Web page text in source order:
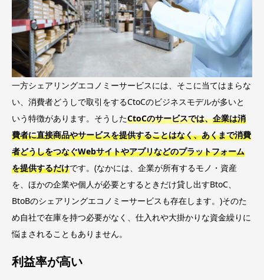
一方シェアリングエコノミーサービスには、そこに当てはまらな
い、消費者どうしで取引をするCtoCのビジネスモデルが多いと
いう特徴があります。そうしたCtoCのサービスでは、企業は消
費者に直接商品やサービスを提供することはなく、あくまで消費
者どうしをつなぐWebサイトやアプリなどのプラットフォーム
を提供するだけです。(なかには、企業が所有するモノ・資産
を、ほかの企業や個人が必要とするときだけ貸し出すBtoC、
BtoBのシェアリングエコノミーサービスも存在します。)そのた
め自社で在庫を持つ必要がなく、仕入れや大掛かりな資金繰りに
悩まされることもありません。
利益率が高い